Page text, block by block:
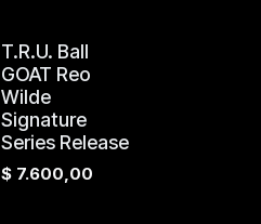
T.R.U. Ball
GOAT Reo
Wilde
Signature
Series Release
$ 7.600,00